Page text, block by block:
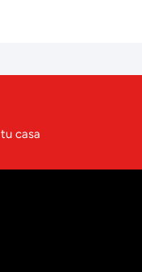
casa